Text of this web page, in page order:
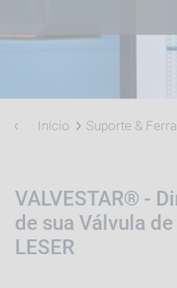
Início Suporte &
VALVESTAR® -
de sua Válvula
LESER